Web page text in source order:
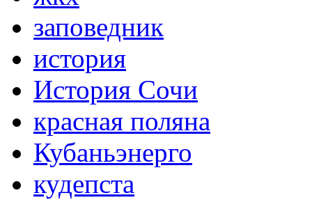
заповедник
история
История Сочи
красная поляна
Кубаньэнерго
кудепста